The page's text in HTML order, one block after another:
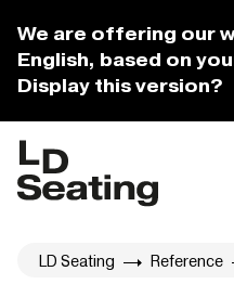
We are offering our
English, based on
Display this version?
LD Seating Reference